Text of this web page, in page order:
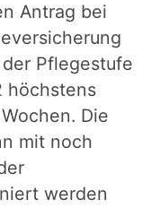
Antrag bei
Pflegestufe
höchstens
Die
mit noch
werden